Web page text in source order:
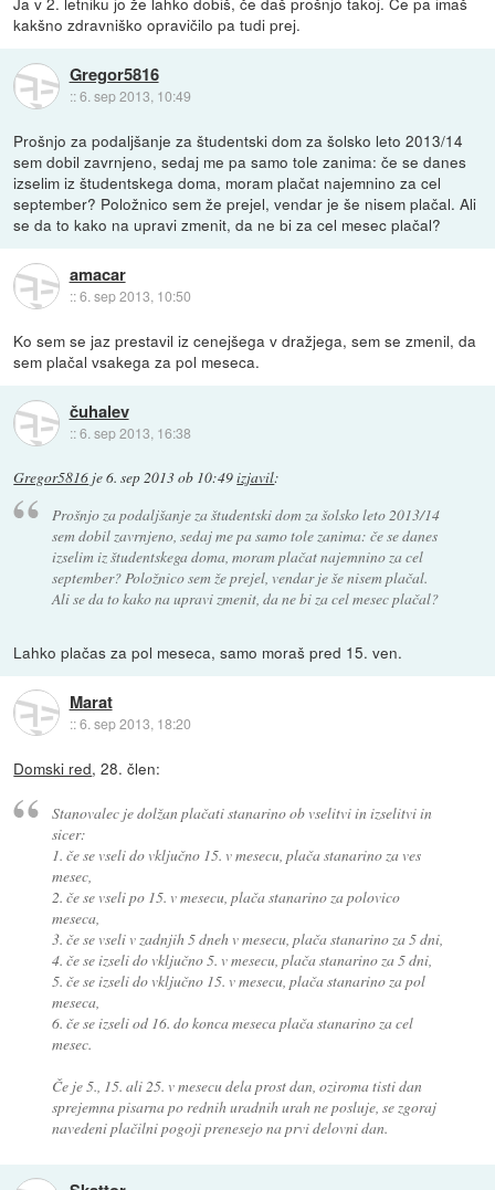
kakšno zdravniško opravičilo pa tudi prej.
Gregor5816
::6. sep 2013, 10:49
Prošnjo za podaljšanje za študentski dom za šolsko leto 2013/14
sem dobil zavrnjeno, sedaj me pa samo tole zanima: če se danes
izselim iz študentskega doma, moram plačat najemnino za cel
september? Položnico sem že prejel, vendar je še nisem plačal. Ali
se da to kako na upravi zmenit, da ne bi za cel mesec plačal?
amacar
::6. sep 2013, 10:50
Ko sem se jaz prestavil iz cenejšega v dražjega, sem se zmenil, da
sem plačal vsakega za pol meseca.
čuhalev
::6. sep 2013, 16:38
Gregor5816 je6. sep 2013 ob 10:49izjavil:
Prošnjo za podaljšanje za študentski dom za šolsko leto 2013/14
sem dobil zavrnjeno, sedaj me pa samo tole zanima: če se danes
izselim iz študentskega doma, moram plačat najemnino za cel
september? Položnico sem že prejel, vendar je še nisem plačal.
Ali se da to kako na upravi zmenit, da ne bi za cel mesec plačal?
Lahko plačas za pol meseca, samo moraš pred 15. ven.
Marat
::6. sep 2013, 18:20
Domski red, 28. člen:
Stanovalec je dolžan plačati stanarino ob vselitvi in izselitvi in
sicer:
1. če se vseli do vključno 15. v mesecu, plača stanarino za ves
mesec,
2. če se vseli po 15. v mesecu, plača stanarino za polovico
meseca,
3. če se vseli v zadnjih 5 dneh v mesecu, plača stanarino za 5 dni,
4. če se izseli do vključno 5. v mesecu, plača stanarino za 5 dni,
5. če se izseli do vključno 15. v mesecu, plača stanarino za pol
meseca,
6. če se izseli od 16. do konca meseca plača stanarino za cel
mesec.
Če je 5., 15. ali 25. v mesecu dela prost dan, oziroma tisti dan
sprejemna pisarna po rednih uradnih urah ne posluje, se zgoraj
navedeni plačilni pogoji prenesejo na prvi delovni dan.